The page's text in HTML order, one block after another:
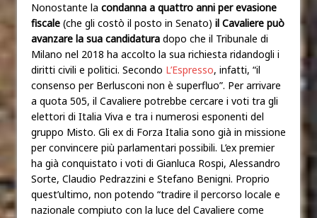
Nonostante la condanna a quattro anni per evasione
fiscale (che gli costò il posto in Senato) il Cavaliere può
avanzare la sua candidatura dopo che il Tribunale di
Milano nel 2018 ha accolto la sua richiesta ridandogli i
diritti civili e politici. Secondo L’Espresso, infatti, “il
consenso per Berlusconi non è superfluo”. Per arrivare
a quota 505, il Cavaliere potrebbe cercare i voti tra gli
elettori di Italia Viva e tra i numerosi esponenti del
gruppo Misto. Gli ex di Forza Italia sono già in missione
per convincere più parlamentari possibili. L’ex premier
ha già conquistato i voti di Gianluca Rospi, Alessandro
Sorte, Claudio Pedrazzini e Stefano Benigni. Proprio
quest’ultimo, non potendo “tradire il percorso locale e
nazionale compiuto con la luce del Cavaliere come